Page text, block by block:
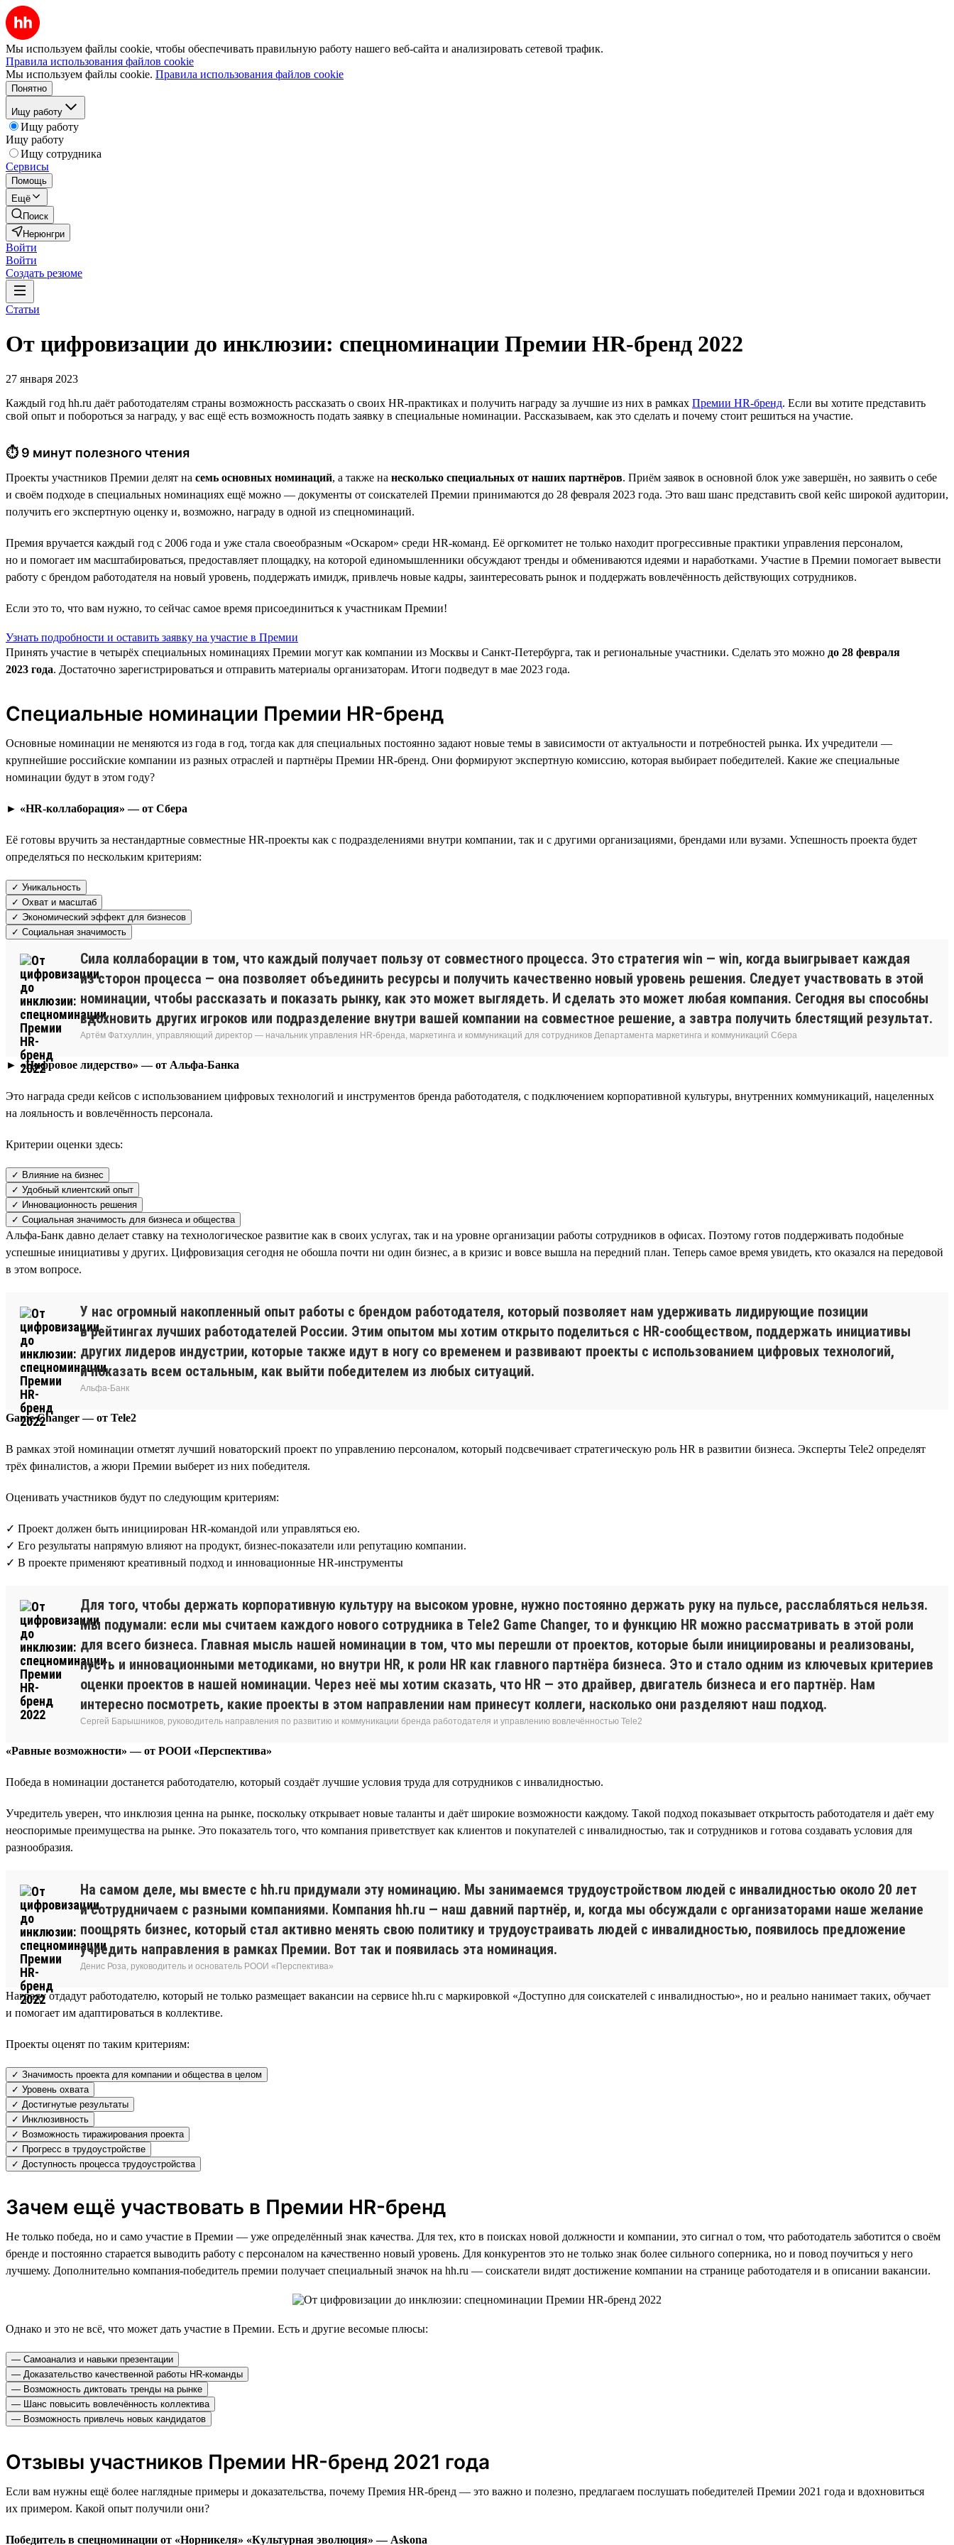
Мы используем файлы cookie, чтобы обеспечивать правильную работу нашего веб-сайта и анализировать сетевой трафик.
Правила использования файлов cookie
Мы используем файлы cookie. Правила использования файлов cookie
Понятно
Ищу работу
Ищу работу
Ищу работу
Ищу сотрудника
Сервисы
Помощь
Ещё
Поиск
Нерюнгри
Войти
Войти
Создать резюме
Статьи
От цифровизации до инклюзии: спецноминации Премии HR-бренд 2022
27 января 2023
Каждый год hh.ru даёт работодателям страны возможность рассказать о своих HR-практиках и получить награду за лучшие из них в рамках Премии HR-бренд. Если вы хотите представить
свой опыт и побороться за награду, у вас ещё есть возможность подать заявку в специальные номинации. Рассказываем, как это сделать и почему стоит решиться на участие.
⏱ 9 минут полезного чтения
Проекты участников Премии делят на семь основных номинаций, а также на несколько специальных от наших партнёров. Приём заявок в основной блок уже завершён, но заявить о себе
и своём подходе в специальных номинациях ещё можно — документы от соискателей Премии принимаются до 28 февраля 2023 года. Это ваш шанс представить свой кейс широкой аудитории,
получить его экспертную оценку и, возможно, награду в одной из спецноминаций.
Премия вручается каждый год с 2006 года и уже стала своеобразным «Оскаром» среди HR-команд. Её оргкомитет не только находит прогрессивные практики управления персоналом,
но и помогает им масштабироваться, предоставляет площадку, на которой единомышленники обсуждают тренды и обмениваются идеями и наработками. Участие в Премии помогает вывести
работу с брендом работодателя на новый уровень, поддержать имидж, привлечь новые кадры, заинтересовать рынок и поддержать вовлечённость действующих сотрудников.
Если это то, что вам нужно, то сейчас самое время присоединиться к участникам Премии!
Узнать подробности и оставить заявку на участие в Премии
Принять участие в четырёх специальных номинациях Премии могут как компании из Москвы и Санкт-Петербурга, так и региональные участники. Сделать это можно до 28 февраля
2023 года. Достаточно зарегистрироваться и отправить материалы организаторам. Итоги подведут в мае 2023 года.
Специальные номинации Премии HR-бренд
Основные номинации не меняются из года в год, тогда как для специальных постоянно задают новые темы в зависимости от актуальности и потребностей рынка. Их учредители —
крупнейшие российские компании из разных отраслей и партнёры Премии HR-бренд. Они формируют экспертную комиссию, которая выбирает победителей. Какие же специальные
номинации будут в этом году?
► «HR-коллаборация» — от Сбера
Её готовы вручить за нестандартные совместные HR-проекты как с подразделениями внутри компании, так и с другими организациями, брендами или вузами. Успешность проекта будет
определяться по нескольким критериям:
✓ Уникальность
✓ Охват и масштаб
✓ Экономический эффект для бизнесов
✓ Социальная значимость
Сила коллаборации в том, что каждый получает пользу от совместного процесса. Это стратегия win — win, когда выигрывает каждая
из сторон процесса — она позволяет объединить ресурсы и получить качественно новый уровень решения. Следует участвовать в этой
номинации, чтобы рассказать и показать рынку, как это может выглядеть. И сделать это может любая компания. Сегодня вы способны
вдохновить других игроков или подразделение внутри вашей компании на совместное решение, а завтра получить блестящий результат.
Артём Фатхуллин, управляющий директор — начальник управления HR-бренда, маркетинга и коммуникаций для сотрудников Департамента маркетинга и коммуникаций Сбера
► «Цифровое лидерство» — от Альфа-Банка
Это награда среди кейсов с использованием цифровых технологий и инструментов бренда работодателя, с подключением корпоративной культуры, внутренних коммуникаций, нацеленных
на лояльность и вовлечённость персонала.
Критерии оценки здесь:
✓ Влияние на бизнес
✓ Удобный клиентский опыт
✓ Инновационность решения
✓ Социальная значимость для бизнеса и общества
Альфа-Банк давно делает ставку на технологическое развитие как в своих услугах, так и на уровне организации работы сотрудников в офисах. Поэтому готов поддерживать подобные
успешные инициативы у других. Цифровизация сегодня не обошла почти ни один бизнес, а в кризис и вовсе вышла на передний план. Теперь самое время увидеть, кто оказался на передовой
в этом вопросе.
У нас огромный накопленный опыт работы с брендом работодателя, который позволяет нам удерживать лидирующие позиции
в рейтингах лучших работодателей России. Этим опытом мы хотим открыто поделиться с HR-сообществом, поддержать инициативы
других лидеров индустрии, которые также идут в ногу со временем и развивают проекты с использованием цифровых технологий,
и показать всем остальным, как выйти победителем из любых ситуаций.
Альфа-Банк
Game Changer — от Tele2
В рамках этой номинации отметят лучший новаторский проект по управлению персоналом, который подсвечивает стратегическую роль HR в развитии бизнеса. Эксперты Tele2 определят
трёх финалистов, а жюри Премии выберет из них победителя.
Оценивать участников будут по следующим критериям:
✓ Проект должен быть инициирован HR-командой или управляться ею.
✓ Его результаты напрямую влияют на продукт, бизнес-показатели или репутацию компании.
✓ В проекте применяют креативный подход и инновационные HR-инструменты
Для того, чтобы держать корпоративную культуру на высоком уровне, нужно постоянно держать руку на пульсе, расслабляться нельзя.
Мы подумали: если мы считаем каждого нового сотрудника в Tele2 Game Changer, то и функцию HR можно рассматривать в этой роли
для всего бизнеса. Главная мысль нашей номинации в том, что мы перешли от проектов, которые были инициированы и реализованы,
пусть и инновационными методиками, но внутри HR, к роли HR как главного партнёра бизнеса. Это и стало одним из ключевых критериев
оценки проектов в нашей номинации. Через неё мы хотим сказать, что HR — это драйвер, двигатель бизнеса и его партнёр. Нам
интересно посмотреть, какие проекты в этом направлении нам принесут коллеги, насколько они разделяют наш подход.
Сергей Барышников, руководитель направления по развитию и коммуникации бренда работодателя и управлению вовлечённостью Tele2
«Равные возможности» — от РООИ «Перспектива»
Победа в номинации достанется работодателю, который создаёт лучшие условия труда для сотрудников с инвалидностью.
Учредитель уверен, что инклюзия ценна на рынке, поскольку открывает новые таланты и даёт широкие возможности каждому. Такой подход показывает открытость работодателя и даёт ему
неоспоримые преимущества на рынке. Это показатель того, что компания приветствует как клиентов и покупателей с инвалидностью, так и сотрудников и готова создавать условия для
разнообразия.
На самом деле, мы вместе с hh.ru придумали эту номинацию. Мы занимаемся трудоустройством людей с инвалидностью около 20 лет
и сотрудничаем с разными компаниями. Компания hh.ru — наш давний партнёр, и, когда мы обсуждали с организаторами наше желание
поощрять бизнес, который стал активно менять свою политику и трудоустраивать людей с инвалидностью, появилось предложение
учредить направления в рамках Премии. Вот так и появилась эта номинация.
Денис Роза, руководитель и основатель РООИ «Перспектива»
Награду отдадут работодателю, который не только размещает вакансии на сервисе hh.ru с маркировкой «Доступно для соискателей с инвалидностью», но и реально нанимает таких, обучает
и помогает им адаптироваться в коллективе.
Проекты оценят по таким критериям:
✓ Значимость проекта для компании и общества в целом
✓ Уровень охвата
✓ Достигнутые результаты
✓ Инклюзивность
✓ Возможность тиражирования проекта
✓ Прогресс в трудоустройстве
✓ Доступность процесса трудоустройства
Зачем ещё участвовать в Премии HR-бренд
Не только победа, но и само участие в Премии — уже определённый знак качества. Для тех, кто в поисках новой должности и компании, это сигнал о том, что работодатель заботится о своём
бренде и постоянно старается выводить работу с персоналом на качественно новый уровень. Для конкурентов это не только знак более сильного соперника, но и повод поучиться у него
лучшему. Дополнительно компания-победитель премии получает специальный значок на hh.ru — соискатели видят достижение компании на странице работодателя и в описании вакансии.
Однако и это не всё, что может дать участие в Премии. Есть и другие весомые плюсы:
— Самоанализ и навыки презентации
— Доказательство качественной работы HR-команды
— Возможность диктовать тренды на рынке
— Шанс повысить вовлечённость коллектива
— Возможность привлечь новых кандидатов
Отзывы участников Премии HR-бренд 2021 года
Если вам нужны ещё более наглядные примеры и доказательства, почему Премия HR-бренд — это важно и полезно, предлагаем послушать победителей Премии 2021 года и вдохновиться
их примером. Какой опыт получили они?
Победитель в спецноминации от «Норникеля» «Культурная эволюция» — Askona